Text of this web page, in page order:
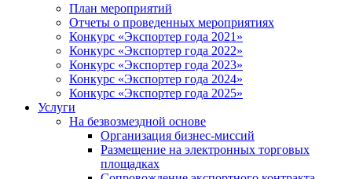
План мероприятий
Отчеты о проведенных мероприятиях
Конкурс «Экспортер года 2021»
Конкурс «Экспортер года 2022»
Конкурс «Экспортер года 2023»
Конкурс «Экспортер года 2024»
Конкурс «Экспортер года 2025»
Услуги
На безвозмездной основе
Организация бизнес-миссий
Размещение на электронных торговых
площадках